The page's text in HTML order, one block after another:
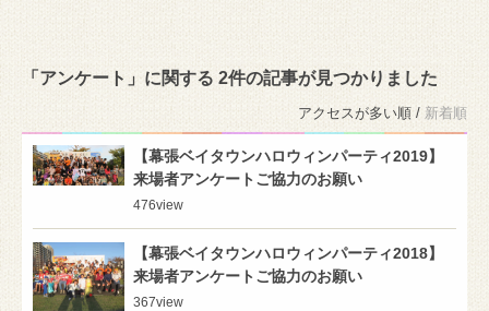
「アンケート」に関する 2件の記事が見つかりました
アクセスが多い順 / 新着順
【幕張ベイタウンハロウィンパーティ2019】
来場者アンケートご協力のお願い
476view
【幕張ベイタウンハロウィンパーティ2018】
来場者アンケートご協力のお願い
367view